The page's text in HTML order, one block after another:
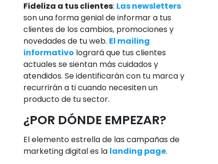
Fideliza a tus clientes: Las newsletters
son una forma genial de informar a tus
clientes de los cambios, promociones y
novedades de tu web. El mailing
informativo logrará que tus clientes
actuales se sientan más cuidados y
atendidos. Se identificarán con tu marca y
recurrirán a ti cuando necesiten un
producto de tu sector.
¿POR DÓNDE EMPEZAR?
El elemento estrella de las campañas de
marketing digital es la landing page.